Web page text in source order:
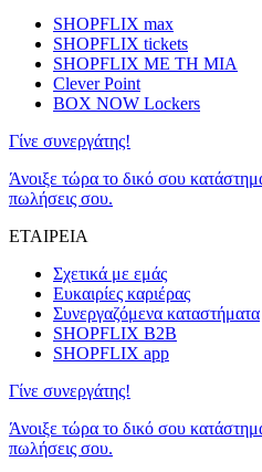
SHOPFLIX max
SHOPFLIX tickets
SHOPFLIX ΜΕ ΤΗ ΜΙΑ
Clever Point
BOX NOW Lockers
Γίνε συνεργάτης!
Άνοιξε τώρα το δικό σου
πωλήσεις σου.
ΕΤΑΙΡΕΙΑ
Σχετικά με εμάς
Ευκαιρίες καριέρας
Συνεργαζόμενα καταστήματα
SHOPFLIX B2B
SHOPFLIX app
Γίνε συνεργάτης!
Άνοιξε τώρα το δικό σου
πωλήσεις σου.